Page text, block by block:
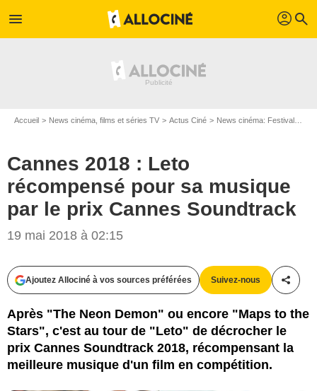
menu profil search
Accueil News cinéma, films et séries TV Actus Ciné News cinéma: Festivals
Cannes 2018 : Leto
récompensé pour sa musique
par le prix Cannes Soundtrack
19 mai 2018 à 02:15
Ajoutez Allociné à vos sources préférées Suivez-nous
Après "The Neon Demon" ou encore "Maps to the
Stars", c'est au tour de "Leto" de décrocher le
prix Cannes Soundtrack 2018, récompensant la
meilleure musique d'un film en compétition.
Bestimage